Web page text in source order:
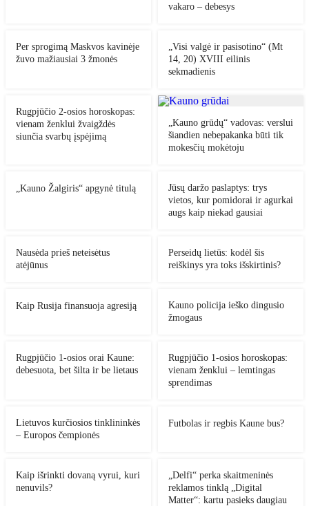
vakaro – debesys
Per sprogimą Maskvos kavinėje
žuvo mažiausiai 3 žmonės
„Visi valgė ir pasisotino“ (Mt
14, 20) XVIII eilinis
sekmadienis
Rugpjūčio 2-osios horoskopas:
vienam ženklui žvaigždės
siunčia svarbų įspėjimą
„Kauno grūdų“ vadovas: verslui
šiandien nebepakanka būti tik
mokesčių mokėtoju
„Kauno Žalgiris“ apgynė titulą
Jūsų daržo paslaptys: trys
vietos, kur pomidorai ir agurkai
augs kaip niekad gausiai
Nausėda prieš neteisėtus
atėjūnus
Perseidų lietūs: kodėl šis
reiškinys yra toks išskirtinis?
Kaip Rusija finansuoja agresiją
Kauno policija ieško dingusio
žmogaus
Rugpjūčio 1-osios orai Kaune:
debesuota, bet šilta ir be lietaus
Rugpjūčio 1-osios horoskopas:
vienam ženklui – lemtingas
sprendimas
Lietuvos kurčiosios tinklininkės
– Europos čempionės
Futbolas ir regbis Kaune bus?
Kaip išrinkti dovaną vyrui, kuri
nenuvils?
„Delfi“ perka skaitmeninės
reklamos tinklą „Digital
Matter“: kartu pasieks daugiau